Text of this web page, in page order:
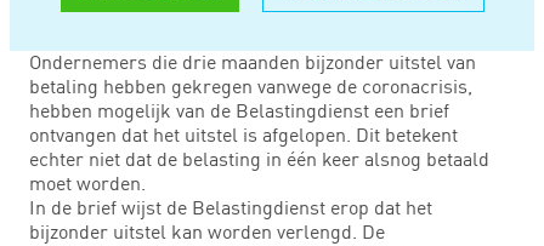
Ondernemers die drie maanden bijzonder uitstel van
betaling hebben gekregen vanwege de coronacrisis,
hebben mogelijk van de Belastingdienst een brief
ontvangen dat het uitstel is afgelopen. Dit betekent
echter niet dat de belasting in één keer alsnog betaald
moet worden.
In de brief wijst de Belastingdienst erop dat het
bijzonder uitstel kan worden verlengd. De